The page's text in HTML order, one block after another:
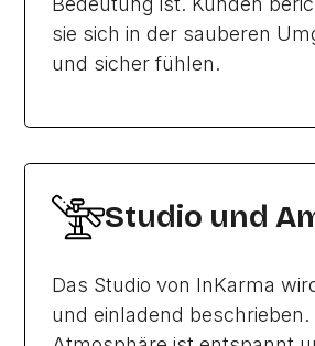
sie sich in der sauberen
und sicher fühlen.
Studio und
Das Studio von InKarma
und einladend beschrieben.